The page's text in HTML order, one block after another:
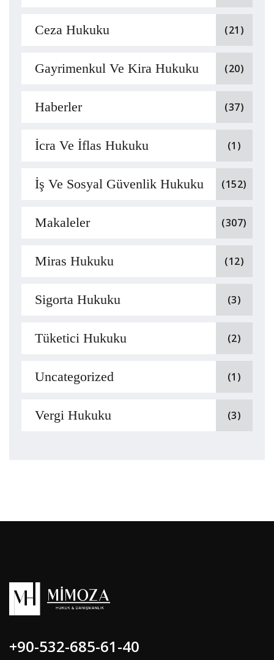
Ceza Hukuku (21)
Gayrimenkul Ve Kira Hukuku (20)
Haberler (37)
İcra Ve İflas Hukuku (1)
İş Ve Sosyal Güvenlik Hukuku (152)
Makaleler (307)
Miras Hukuku (12)
Sigorta Hukuku (3)
Tüketici Hukuku (2)
Uncategorized (1)
Vergi Hukuku (3)
+90-532-685-61-40